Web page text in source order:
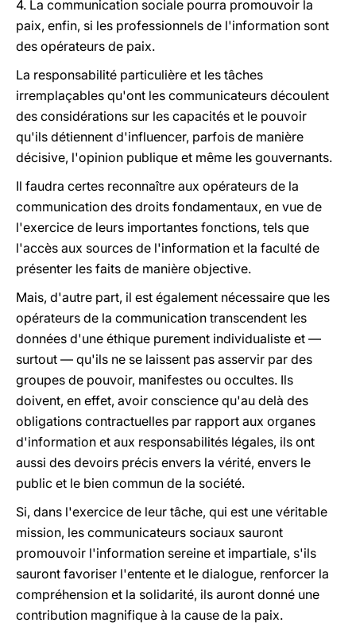
4. La communication sociale pourra promouvoir la
paix, enfin, si les professionnels de l'information sont
des opérateurs de paix.
La responsabilité particulière et les tâches
irremplaçables qu'ont les communicateurs découlent
des considérations sur les capacités et le pouvoir
qu'ils détiennent d'influencer, parfois de manière
décisive, l'opinion publique et même les gouvernants.
Il faudra certes reconnaître aux opérateurs de la
communication des droits fondamentaux, en vue de
l'exercice de leurs importantes fonctions, tels que
l'accès aux sources de l'information et la faculté de
présenter les faits de manière objective.
Mais, d'autre part, il est également nécessaire que les
opérateurs de la communication transcendent les
données d'une éthique purement individualiste et —
surtout — qu'ils ne se laissent pas asservir par des
groupes de pouvoir, manifestes ou occultes. Ils
doivent, en effet, avoir conscience qu'au delà des
obligations contractuelles par rapport aux organes
d'information et aux responsabilités légales, ils ont
aussi des devoirs précis envers la vérité, envers le
public et le bien commun de la société.
Si, dans l'exercice de leur tâche, qui est une véritable
mission, les communicateurs sociaux sauront
promouvoir l'information sereine et impartiale, s'ils
sauront favoriser l'entente et le dialogue, renforcer la
compréhension et la solidarité, ils auront donné une
contribution magnifique à la cause de la paix.